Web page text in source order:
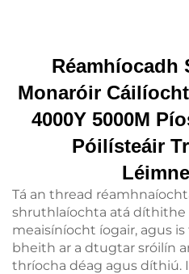
Réamhíocadh
Monaróir
4000Y 5000M
Póilísteáir
Tá an thread
shruthlaíochta atá díthithe
meaisíníocht íogair, agus is
bheith ar a dtugtar sróilín
thríocha déag agus díthiú.